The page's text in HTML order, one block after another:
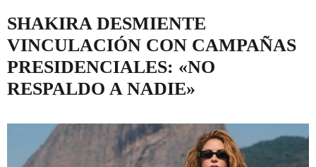
SHAKIRA DESMIENTE
VINCULACIÓN CON CAMPAÑAS
PRESIDENCIALES: «NO
RESPALDO A NADIE»